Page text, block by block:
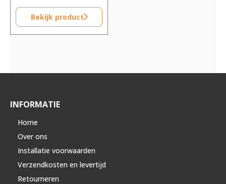
Bekijk product
INFORMATIE
Home
Over ons
Installatie voorwaarden
Verzendkosten en levertijd
Retourneren